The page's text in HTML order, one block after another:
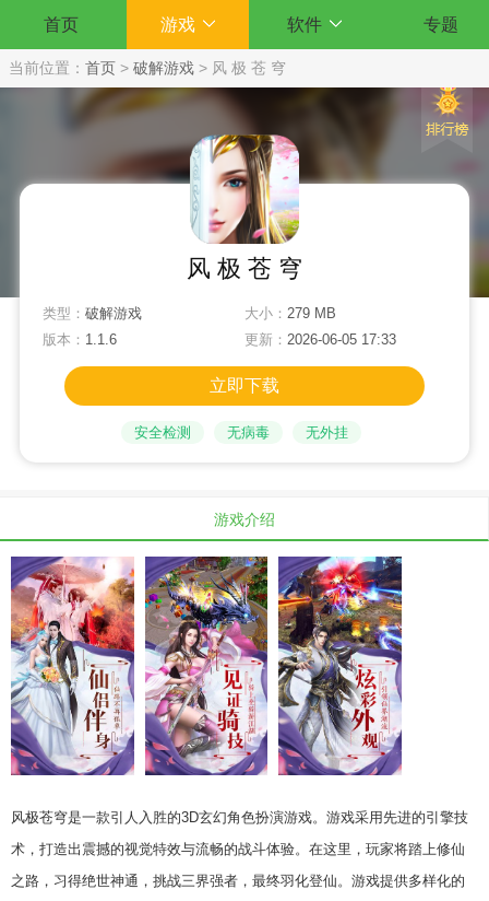
首页 游戏 软件 专题
当前位置： 首页 > 破解游戏 > 风 极 苍 穹
风 极 苍 穹
类型： 破解游戏 大小： 279 MB
版本： 1.1.6 更新： 2026-06-05 17:33
立即下载
安全检测 无病毒 无外挂
游戏介绍
风极苍穹是一款引人入胜的3D玄幻角色扮演游戏。游戏采用先进的引擎技
术，打造出震撼的视觉特效与流畅的战斗体验。在这里，玩家将踏上修仙
之路，习得绝世神通，挑战三界强者，最终羽化登仙。游戏提供多样化的